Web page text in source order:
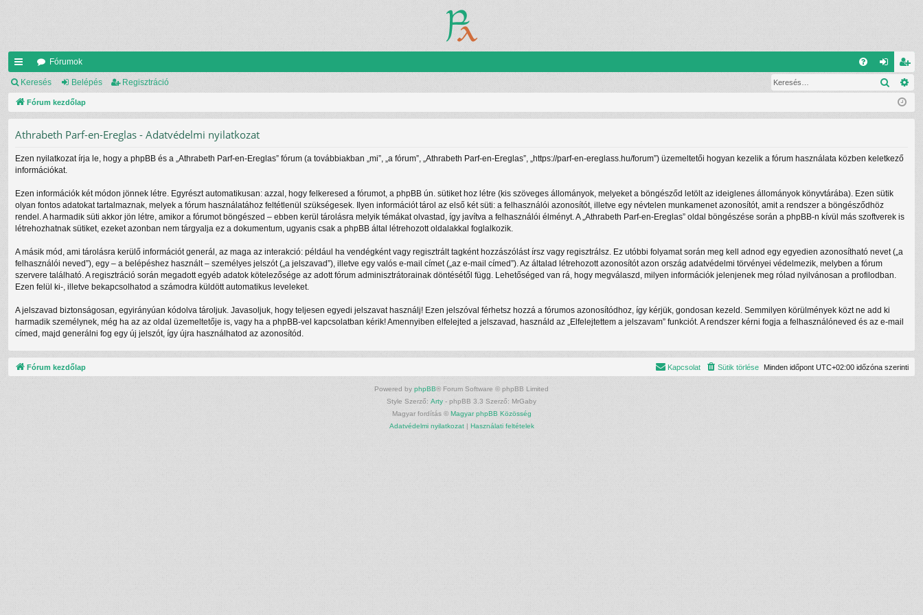
yo
rs
k
Fórumok
el eg
is
Keresés Belépés Regisztráció
Fórum kezdőlap
Athrabeth Parf-en-Ereglas - Adatvédelmi nyilatkozat
Ezen nyilatkozat írja le, hogy a phpBB és a „Athrabeth Parf-en-Ereglas” fórum (a továbbiakban „mi”, „a fórum”, „Athrabeth Parf-en-Ereglas”, „https://parf-en-ereglass.hu/forum”) üzemeltetői hogyan kezelik a fórum használata közben keletkező
információkat.
Ezen információk két módon jönnek létre. Egyrészt automatikusan: azzal, hogy felkeresed a fórumot, a phpBB ún. sütiket hoz létre (kis szöveges állományok, melyeket a böngésződ letölt az ideiglenes állományok könyvtárába). Ezen sütik
olyan fontos adatokat tartalmaznak, melyek a fórum használatához feltétlenül szükségesek. Ilyen információt tárol az első két süti: a felhasználói azonosítót, illetve egy névtelen munkamenet azonosítót, amit a rendszer a böngésződhöz
rendel. A harmadik süti akkor jön létre, amikor a fórumot böngészed – ebben kerül tárolásra melyik témákat olvastad, így javítva a felhasználói élményt. A „Athrabeth Parf-en-Ereglas” oldal böngészése során a phpBB-n kívül más szoftverek is
létrehozhatnak sütiket, ezeket azonban nem tárgyalja ez a dokumentum, ugyanis csak a phpBB által létrehozott oldalakkal foglalkozik.
A másik mód, ami tárolásra kerülő információt generál, az maga az interakció: például ha vendégként vagy regisztrált tagként hozzászólást írsz vagy regisztrálsz. Ez utóbbi folyamat során meg kell adnod egy egyedien azonosítható nevet („a
felhasználói neved”), egy – a belépéshez használt – személyes jelszót („a jelszavad”), illetve egy valós e-mail címet („az e-mail címed”). Az általad létrehozott azonosítót azon ország adatvédelmi törvényei védelmezik, melyben a fórum
szervere található. A regisztráció során megadott egyéb adatok kötelezősége az adott fórum adminisztrátorainak döntésétől függ. Lehetőséged van rá, hogy megválaszd, milyen információk jelenjenek meg rólad nyilvánosan a profilodban.
Ezen felül ki-, illetve bekapcsolhatod a számodra küldött automatikus leveleket.
A jelszavad biztonságosan, egyirányúan kódolva tároljuk. Javasoljuk, hogy teljesen egyedi jelszavat használj! Ezen jelszóval férhetsz hozzá a fórumos azonosítódhoz, így kérjük, gondosan kezeld. Semmilyen körülmények közt ne add ki
harmadik személynek, még ha az az oldal üzemeltetője is, vagy ha a phpBB-vel kapcsolatban kérik! Amennyiben elfelejted a jelszavad, használd az „Elfelejtettem a jelszavam” funkciót. A rendszer kérni fogja a felhasználóneved és az e-mail
címed, majd generálni fog egy új jelszót, így újra használhatod az azonosítód.
Fórum kezdőlap Minden időpont UTC+02:00 időzóna szerinti
Sütik törlése
Kapcsolat
Powered by phpBB® Forum Software © phpBB Limited
Style Szerző: Arty - phpBB 3.3 Szerző: MrGaby
Magyar fordítás © Magyar phpBB Közösség
Adatvédelmi nyilatkozat| Használati feltételek